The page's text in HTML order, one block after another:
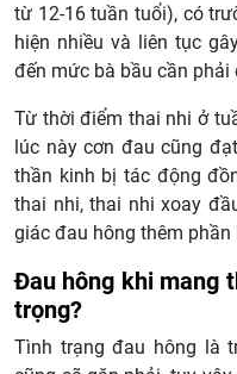
từ 12-16 tuần tuổi), có
hiện nhiều và liên tục
đến mức bà bầu cần
Từ thời điểm thai nhi ở
lúc này cơn đau cũng
thần kinh bị tác động
thai nhi, thai nhi xoay
giác đau hông thêm phần
Đau hông khi mang
trọng?
Tình trạng đau hông là